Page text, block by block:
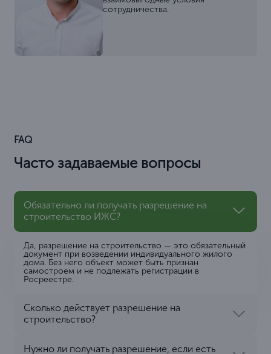
сотрудничества.
FAQ
Часто задаваемые вопросы
Обязательно ли получать разрешение на
строительство ИЖС?
Да, разрешение на строительство — это обязательный
документ при возведении индивидуального жилого
дома. Без него объект может быть признан
самостроем и не подлежать регистрации в
Росреестре.
Сколько действует разрешение на
строительство?
Нужно ли получать разрешение, если есть